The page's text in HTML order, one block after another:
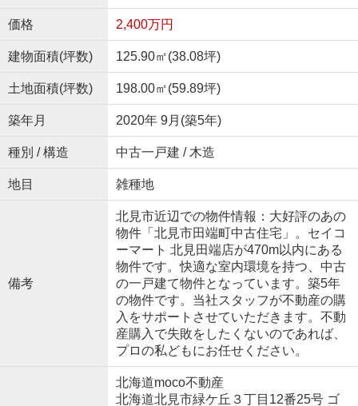
価格 2,400万円
建物面積(坪数) 125.90㎡(38.08坪)
土地面積(坪数) 198.00㎡(59.89坪)
築年月 2020年 9月(築5年)
種別 / 構造 中古一戸建 / 木造
地目 雑種地
備考
北見市近辺での物件情報：大好評のあの
物件「北見市田端町中古住宅」。セイコ
ーマート 北見田端店が470m以内にある
物件です。快適な室内環境を持つ、中古
の一戸建て物件となっています。築5年
の物件です。当社スタッフが不動産の購
入をサポートさせていただきます。不動
産購入で失敗をしたくないのであれば、
プロの私どもにお任せください。
北海道moco不動産
北海道北見市緑ケ丘３丁目12番25号 ゴ